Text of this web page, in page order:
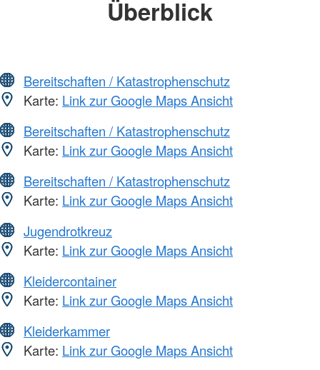
Überblick
Bereitschaften / Katastrophenschutz
Karte: Link zur Google Maps Ansicht
Bereitschaften / Katastrophenschutz
Karte: Link zur Google Maps Ansicht
Bereitschaften / Katastrophenschutz
Karte: Link zur Google Maps Ansicht
Jugendrotkreuz
Karte: Link zur Google Maps Ansicht
Kleidercontainer
Karte: Link zur Google Maps Ansicht
Kleiderkammer
Karte: Link zur Google Maps Ansicht